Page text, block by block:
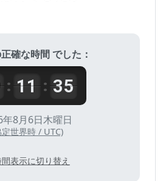
確な時間 でした：
: 11: 35
8月6日木曜日
定世界時 / UTC)
表示に切り替え